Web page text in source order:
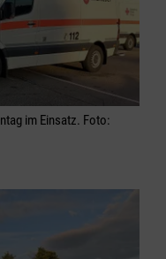
im Einsatz. Foto: